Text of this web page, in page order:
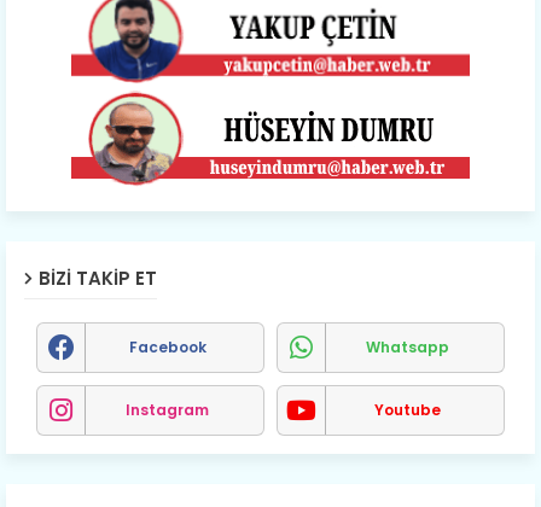
BIZI TAKIP ET
Facebook Whatsapp
Instagram Youtube